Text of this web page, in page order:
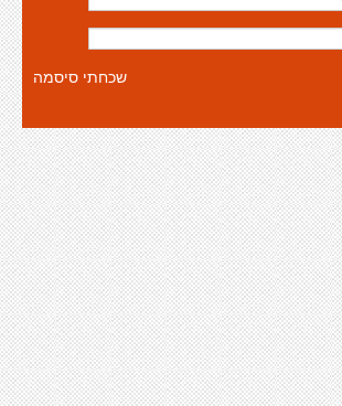
שכחתי סיסמה